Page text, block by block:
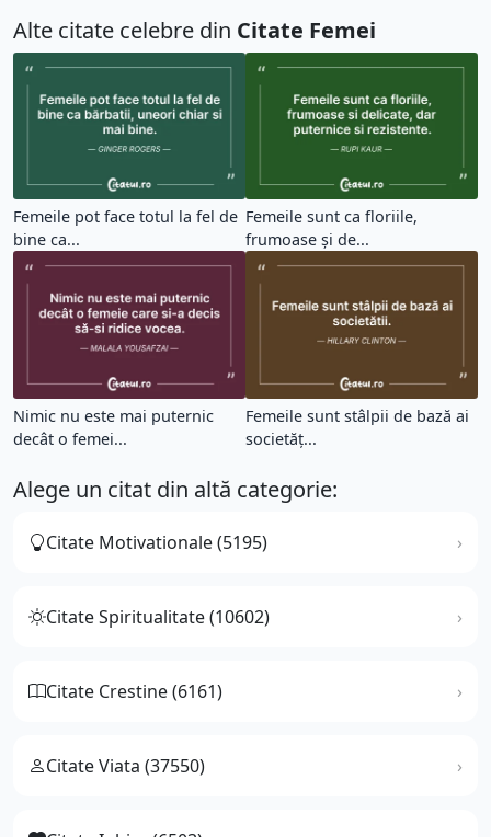
Alte citate celebre din Citate Femei
Femeile pot face totul la fel de
bine ca...
Femeile sunt ca floriile,
frumoase și de...
Nimic nu este mai puternic
decât o femei...
Femeile sunt stâlpii de bază ai
societăț...
Alege un citat din altă categorie:
Citate Motivationale (5195)
Citate Spiritualitate (10602)
Citate Crestine (6161)
Citate Viata (37550)